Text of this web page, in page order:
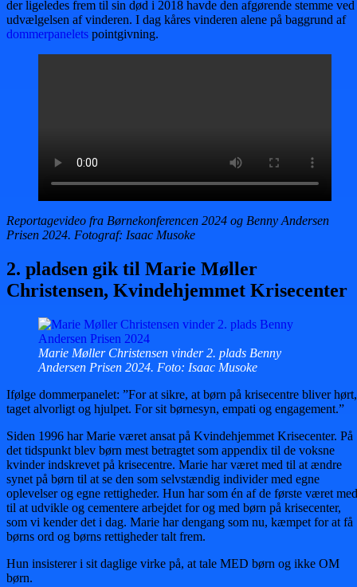
der ligeledes frem til sin død i 2018 havde den afgørende stemme ved
udvælgelsen af vinderen. I dag kåres vinderen alene på baggrund af
dommerpanelets pointgivning.
Reportagevideo fra Børnekonferencen 2024 og Benny Andersen
Prisen 2024. Fotograf: Isaac Musoke
2. pladsen gik til Marie Møller
Christensen, Kvindehjemmet Krisecenter
Marie Møller Christensen vinder 2. plads Benny
Andersen Prisen 2024. Foto: Isaac Musoke
Ifølge dommerpanelet: ”For at sikre, at børn på krisecentre bliver hørt,
taget alvorligt og hjulpet. For sit børnesyn, empati og engagement.”
Siden 1996 har Marie været ansat på Kvindehjemmet Krisecenter. På
det tidspunkt blev børn mest betragtet som appendix til de voksne
kvinder indskrevet på krisecentre. Marie har været med til at ændre
synet på børn til at se den som selvstændig individer med egne
oplevelser og egne rettigheder. Hun har som én af de første været med
til at udvikle og cementere arbejdet for og med børn på krisecenter,
som vi kender det i dag. Marie har dengang som nu, kæmpet for at få
børns ord og børns rettigheder talt frem.
Hun insisterer i sit daglige virke på, at tale MED børn og ikke OM
børn.